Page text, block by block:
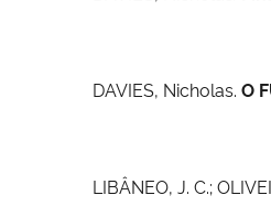
DAVIES, Nicholas. O
LIBÂNEO, J. C.;